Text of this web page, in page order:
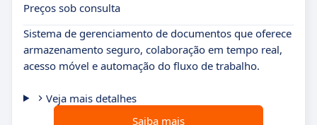
Preços sob consulta
Sistema de gerenciamento de documentos que oferece
armazenamento seguro, colaboração em tempo real,
acesso móvel e automação do fluxo de trabalho.
Veja mais detalhes
Saiba mais